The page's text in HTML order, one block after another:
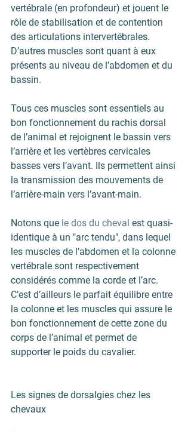
vertébrale (en profondeur) et jouent le
rôle de stabilisation et de contention
des articulations intervertébrales.
D’autres muscles sont quant à eux
présents au niveau de l’abdomen et du
bassin.
Tous ces muscles sont essentiels au
bon fonctionnement du rachis dorsal
de l’animal et rejoignent le bassin vers
l’arrière et les vertèbres cervicales
basses vers l’avant. Ils permettent ainsi
la transmission des mouvements de
l’arrière-main vers l’avant-main.
Notons que le dos du cheval est quasi-
identique à un "arc tendu", dans lequel
les muscles de l’abdomen et la colonne
vertébrale sont respectivement
considérés comme la corde et l’arc.
C’est d’ailleurs le parfait équilibre entre
la colonne et les muscles qui assure le
bon fonctionnement de cette zone du
corps de l’animal et permet de
supporter le poids du cavalier.
Les signes de dorsalgies chez les
chevaux